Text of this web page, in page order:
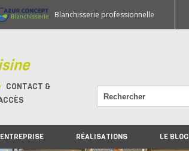
Blanchisserie professionnelle
CONTACT &
RÉALISATIONS LE BLOG